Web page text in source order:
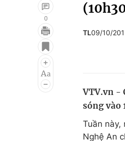
Điện ảnh
Âm nhạc
0
TL09/10/
VTV.vn -
sóng vào
Tuần này,
Nghệ An